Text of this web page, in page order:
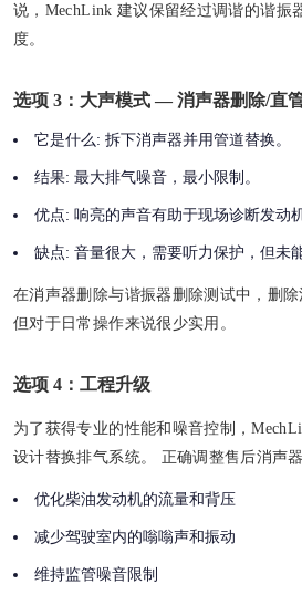
说，MechLink 建议保留经过调谐的谐振
度。
选项 3：大声模式 — 消声器删除/直
它是什么: 拆下消声器并用管道替换。
结果: 最大排气噪音，最小限制。
优点: 响亮的声音有助于现场诊断发动
缺点: 音量很大，需要听力保护，但未
在消声器删除与谐振器删除测试中，删
但对于日常操作来说很少实用。
选项 4：工程升级
为了获得专业的性能和噪音控制，
设计替换排气系统。 正确调整售后消声
优化柴油发动机的流量和背压
减少驾驶室内的嗡嗡声和振动
维持监管噪音限制